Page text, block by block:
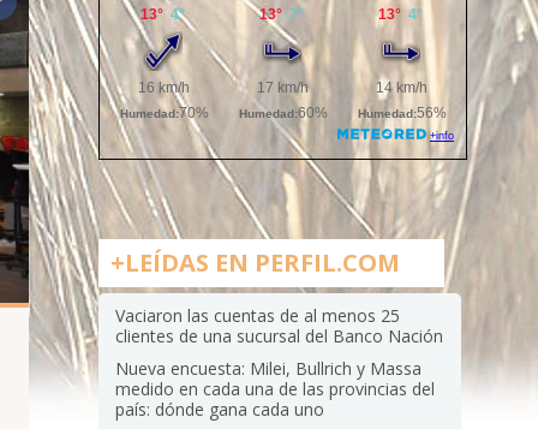
+LEÍDAS EN PERFIL.COM
Vaciaron las cuentas de al menos 25
clientes de una sucursal del Banco Nación
Nueva encuesta: Milei, Bullrich y Massa
medido en cada una de las provincias del
país: dónde gana cada uno